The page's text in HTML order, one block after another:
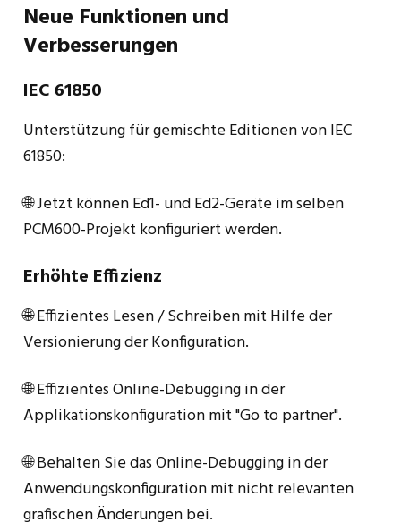
Neue Funktionen und
Verbesserungen
IEC 61850
Unterstützung für gemischte Editionen von IEC
61850:
🌐 Jetzt können Ed1- und Ed2-Geräte im selben
PCM600-Projekt konfiguriert werden.
Erhöhte Effizienz
🌐 Effizientes Lesen / Schreiben mit Hilfe der
Versionierung der Konfiguration.
🌐 Effizientes Online-Debugging in der
Applikationskonfiguration mit "Go to partner".
🌐 Behalten Sie das Online-Debugging in der
Anwendungskonfiguration mit nicht relevanten
grafischen Änderungen bei.